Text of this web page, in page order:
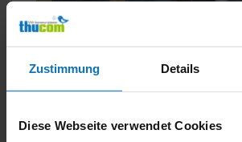
Zustimmung Details
Diese Webseite verwendet Cookies
Andy Preining, Herbert Thumpser, Beppo
Neumair in Traisen